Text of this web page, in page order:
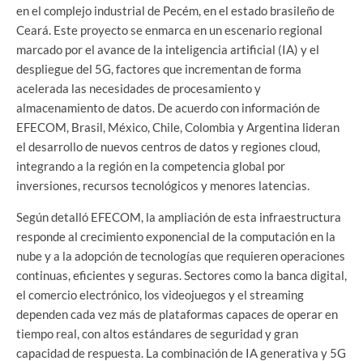
en el complejo industrial de Pecém, en el estado brasileño de
Ceará. Este proyecto se enmarca en un escenario regional
marcado por el avance de la inteligencia artificial (IA) y el
despliegue del 5G, factores que incrementan de forma
acelerada las necesidades de procesamiento y
almacenamiento de datos. De acuerdo con información de
EFECOM, Brasil, México, Chile, Colombia y Argentina lideran
el desarrollo de nuevos centros de datos y regiones cloud,
integrando a la región en la competencia global por
inversiones, recursos tecnológicos y menores latencias.
Según detalló EFECOM, la ampliación de esta infraestructura
responde al crecimiento exponencial de la computación en la
nube y a la adopción de tecnologías que requieren operaciones
continuas, eficientes y seguras. Sectores como la banca digital,
el comercio electrónico, los videojuegos y el streaming
dependen cada vez más de plataformas capaces de operar en
tiempo real, con altos estándares de seguridad y gran
capacidad de respuesta. La combinación de IA generativa y 5G